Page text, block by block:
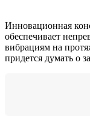
Инновационная
обеспечивает
вибрациям на
придется думать о